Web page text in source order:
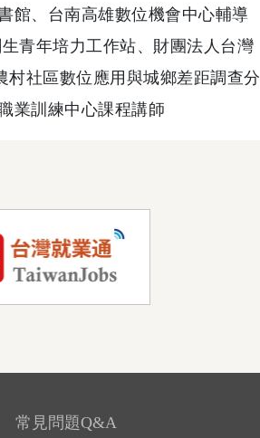
館、台南高雄數位機會中心輔導
青年培力工作站、財團法人台灣
社區數位應用與城鄉差距調查分
業訓練中心課程講師
常見問題Q&A